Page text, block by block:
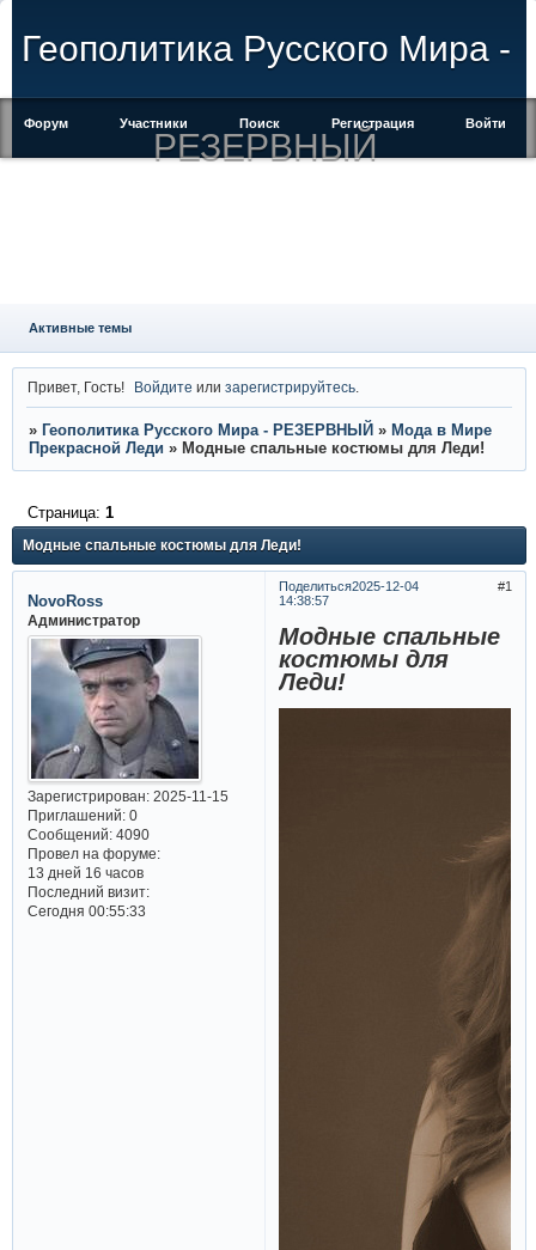
Геополитика Русского Мира -
РЕЗЕРВНЫЙ
Форум Участники Поиск Регистрация Войти
Активные темы
Привет, Гость! Войдите илизарегистрируйтесь
» Геополитика Русского Мира - РЕЗЕРВНЫЙ » Мода в Мире
Прекрасной Леди » Модные спальные костюмы для Леди!
Модные спальные костюмы для Леди!
Страница: 1
Поделиться 1
2025-12-04
14:38:57
NovoRoss
Администратор
Зарегистрирован: 2025-11-15
Приглашений:0
Сообщений:4090
Провел на форуме:
13 дней 16 часов
Последний визит:
Сегодня 00:55:33
Модные спальные
костюмы для
Леди!